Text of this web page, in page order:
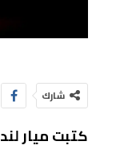
شارك
كتبت ميار لند